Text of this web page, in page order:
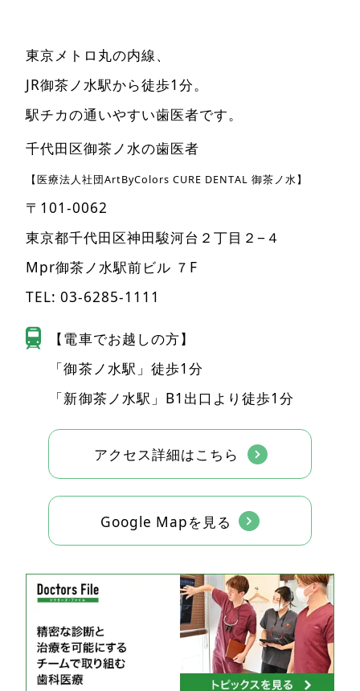
東京メトロ丸の内線、
JR御茶ノ水駅から徒歩1分。
駅チカの通いやすい歯医者です。
千代田区御茶ノ水の歯医者
【医療法人社団ArtByColors CURE DENTAL 御茶ノ水】
〒101-0062
東京都千代田区神田駿河台２丁目２−４
Mpr御茶ノ水駅前ビル ７F
TEL: 03-6285-1111
【電車でお越しの方】
「御茶ノ水駅」徒歩1分
「新御茶ノ水駅」B1出口より徒歩1分
アクセス詳細はこちら
Google Mapを見る